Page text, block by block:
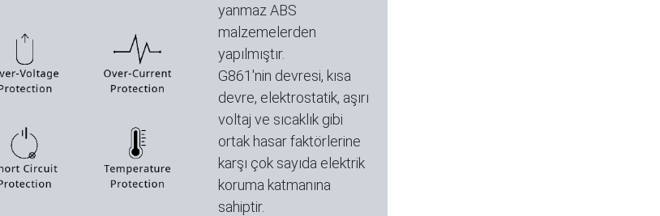
yanmaz ABS
malzemelerden
yapılmıştır.
G861'nin devresi, kısa
devre, elektrostatik, aşırı
voltaj ve sıcaklık gibi
ortak hasar faktörlerine
karşı çok sayıda elektrik
koruma katmanına
sahiptir.